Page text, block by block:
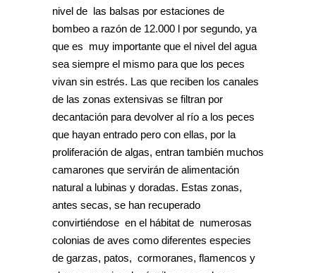
nivel de las balsas por estaciones de
bombeo a razón de 12.000 l por segundo, ya
que es muy importante que el nivel del agua
sea siempre el mismo para que los peces
vivan sin estrés. Las que reciben los canales
de las zonas extensivas se filtran por
decantación para devolver al río a los peces
que hayan entrado pero con ellas, por la
proliferación de algas, entran también muchos
camarones que servirán de alimentación
natural a lubinas y doradas. Estas zonas,
antes secas, se han recuperado
convirtiéndose en el hábitat de numerosas
colonias de aves como diferentes especies
de garzas, patos, cormoranes, flamencos y